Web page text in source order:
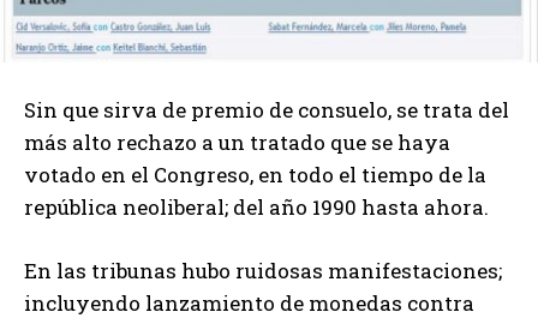
Sin que sirva de premio de consuelo, se trata del
más alto rechazo a un tratado que se haya
votado en el Congreso, en todo el tiempo de la
república neoliberal; del año 1990 hasta ahora.
En las tribunas hubo ruidosas manifestaciones;
incluyendo lanzamiento de monedas contra